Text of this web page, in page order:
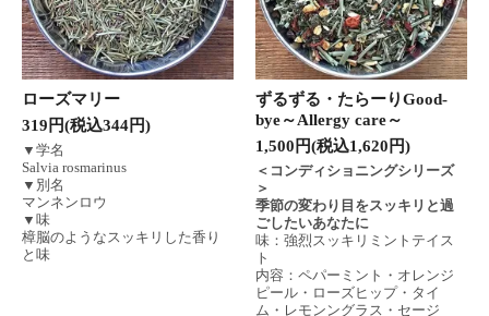
ローズマリー
319円(税込344円)
▼学名
Salvia rosmarinus
▼別名
マンネンロウ
▼味
樟脳のようなスッキリした香り
と味
ずるずる・たらーりGood-
bye～Allergy care～
1,500円(税込1,620円)
＜コンディショニングシリーズ
＞
季節の変わり目をスッキリと過
ごしたいあなたに
味：強烈スッキリミントテイス
ト
内容：ペパーミント・オレンジ
ピール・ローズヒップ・タイ
ム・レモンングラス・セージ